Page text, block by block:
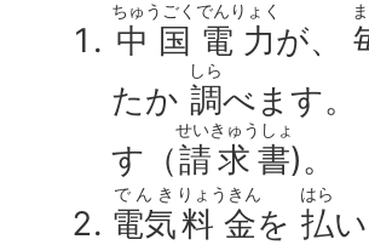
中国
ちゅうごく
電力
でんりょく
が、
たか 調
しら
べます。
す（請求書
せいきゅうしょ
)。
電気
でんき
料金
りょうきん
を 払
はら